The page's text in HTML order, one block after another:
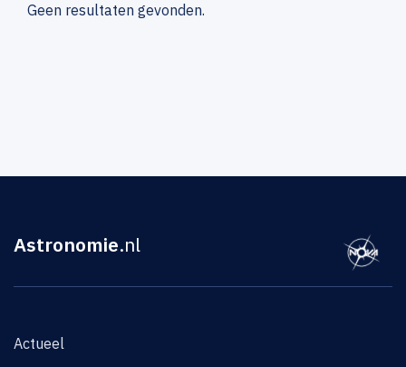
Geen resultaten gevonden.
Astronomie.nl
Actueel